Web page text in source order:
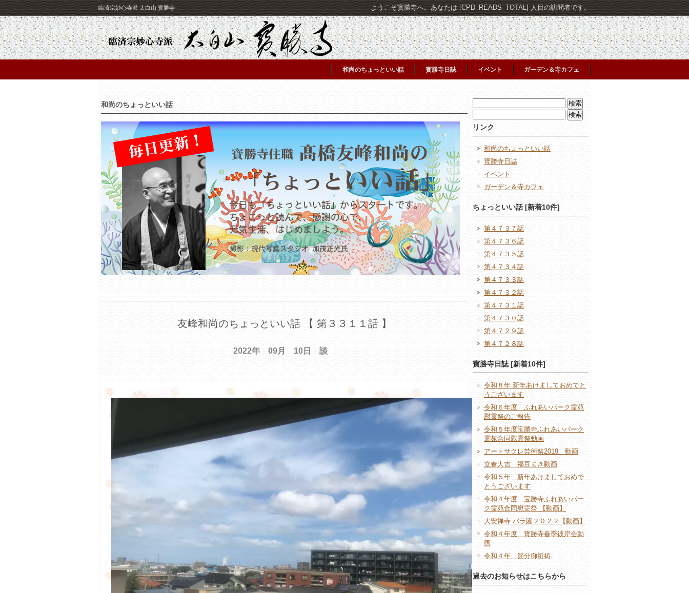
臨済宗妙心寺派 太白山 寳勝寺 ようこそ寳勝寺へ。あなたは [CPD_READS_TOTAL] 人目の訪問者です。
和尚のちょっといい話 寳勝寺日誌 イベント ガーデン＆寺カフェ
和尚のちょっといい話
友峰和尚のちょっといい話 【 第３３１１話 】
2022年 09月 10日 談
索:
索:
リンク
和尚のちょっといい話
寳勝寺日誌
イベント
ガーデン＆寺カフェ
ちょっといい話 [新着10件]
第４７３７話
第４７３６話
第４７３５話
第４７３４話
第４７３３話
第４７３２話
第４７３１話
第４７３０話
第４７２９話
第４７２８話
寶勝寺日誌 [新着10件]
令和８年 新年あけましておめでと
うございます
令和６年度 ふれあいパーク霊苑
慰霊祭のご報告
令和５年度宝勝寺ふれあいパーク
霊苑合同慰霊祭動画
アートサクレ芸術祭2019 動画
立春大吉 福豆まき動画
令和５年 新年あけましておめで
とうございます
令和４年度 宝勝寺ふれあいパー
ク霊苑合同慰霊祭 【動画】
大安禅寺 バラ園２０２２【動画】
令和４年度 寳勝寺春季彼岸会動
画
令和４年 節分御祈祷
過去のお知らせはこちらから